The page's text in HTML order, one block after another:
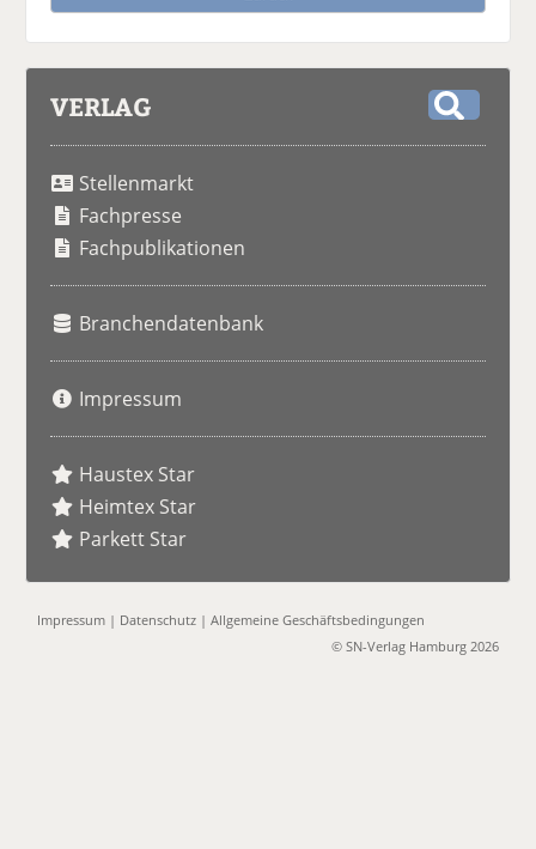
VERLAG
Stellenmarkt
Fachpresse
Fachpublikationen
Branchendatenbank
Impressum
Haustex Star
Heimtex Star
Parkett Star
Impressum | Datenschutz |Allgemeine Geschäftsbedingungen
© SN-Verlag Hamburg 2026